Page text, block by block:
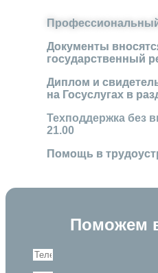
Документы
государственный
Диплом и
на Госуслугах в
Техподдержка без
21.00
Помощь в
Поможем